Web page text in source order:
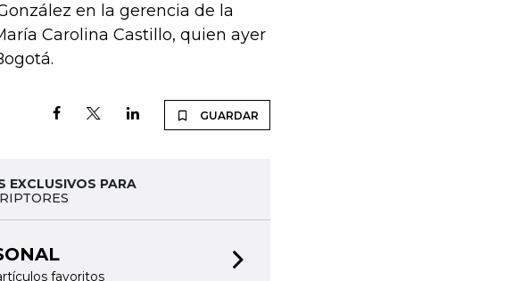
en la gerencia de la
Carolina Castillo, quien ayer
GUARDAR
EXCLUSIVOS PARA
favoritos